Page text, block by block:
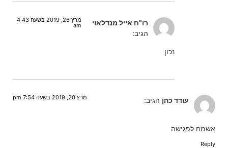
רו"ח אייל מנדלאוי
הגיב:
מרץ 26, 2019 בשעה 4:43
am
נכון
עודד כהן הגיב: מרץ 20, 2019 בשעה 7:54 pm
אשמח לפגישה
Reply